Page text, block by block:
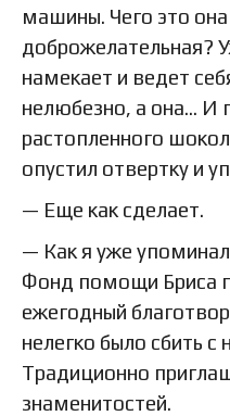
машины. Чего это она
доброжелательная?
намекает и ведет
нелюбезно, а она… И
растопленного
опустил отвертку и
— Еще как сделает.
— Как я уже
Фонд помощи Бриса
ежегодный
нелегко было сбить
Традиционно
знаменитостей.